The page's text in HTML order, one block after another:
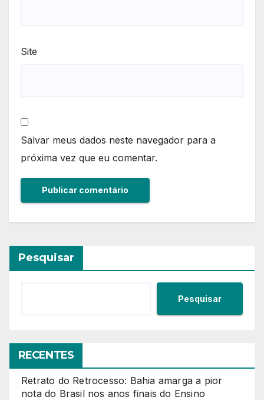
Site
Salvar meus dados neste navegador para a
próxima vez que eu comentar.
Pesquisar
Pesquisar
RECENTES
Retrato do Retrocesso: Bahia amarga a pior
nota do Brasil nos anos finais do Ensino